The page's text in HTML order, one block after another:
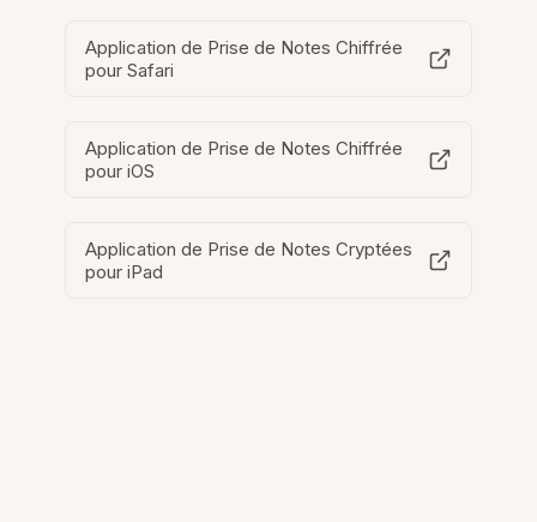
Application de Prise de Notes Chiffrée
pour Safari
Application de Prise de Notes Chiffrée
pour iOS
Application de Prise de Notes Cryptées
pour iPad